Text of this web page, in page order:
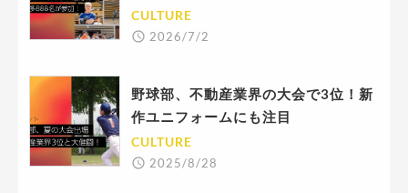
CULTURE
2026/7/2
野球部、不動産業界の大会で3位！新
作ユニフォームにも注目
CULTURE
2025/8/28